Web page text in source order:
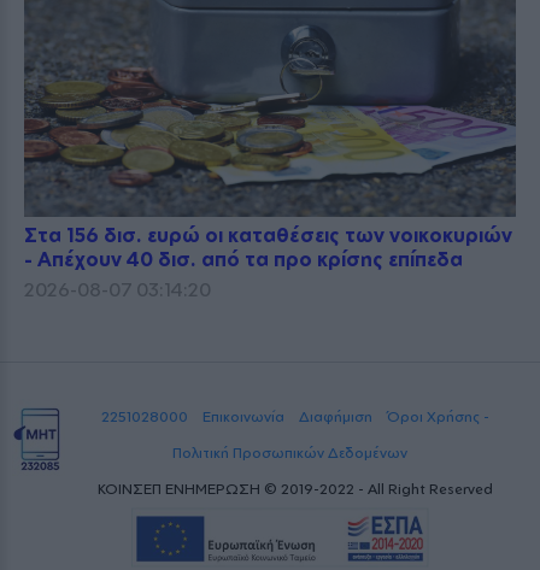
Στα 156 δισ. ευρώ οι καταθέσεις των νοικοκυριών
- Απέχουν 40 δισ. από τα προ κρίσης επίπεδα
2026-08-07 03:14:20
2251028000 Επικοινωνία Διαφήμιση
Όροι Χρήσης -
Πολιτική Προσωπικών Δεδομένων
ΚΟΙΝΣΕΠ ΕΝΗΜΕΡΩΣΗ © 2019-2022 - All Right Reserved